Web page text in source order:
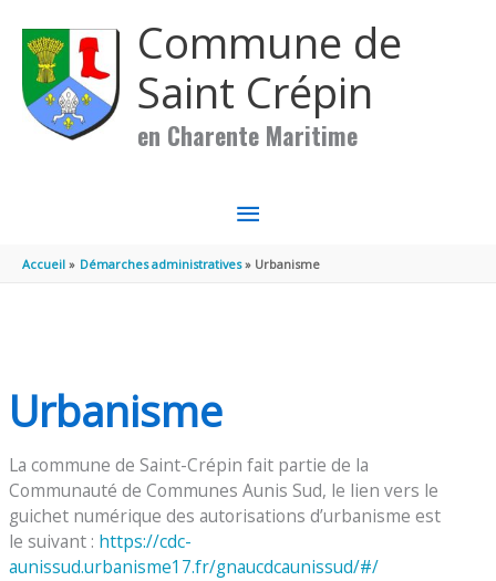
Commune de
Saint Crépin
en Charente Maritime
MENU
PRINCIPAL
Accueil Démarches administratives Urbanisme
Urbanisme
La commune de Saint-Crépin fait partie de la
Communauté de Communes Aunis Sud, le lien vers le
guichet numérique des autorisations d’urbanisme est
le suivant : https://cdc-
aunissud.urbanisme17.fr/gnaucdcaunissud/#/